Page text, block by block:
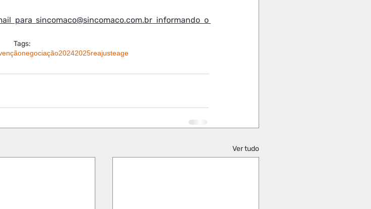
para sincomaco@sincomaco.com.br informando o
Tags:
negociação20242025reajusteage
Ver tudo